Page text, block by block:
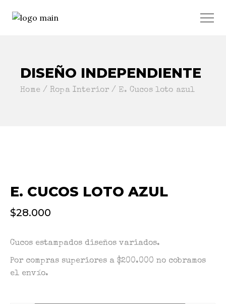
DISEÑO INDEPENDIENTE
Home Ropa Interior E. Cucos loto azul
E. CUCOS LOTO AZUL
$28.000
Cucos estampados diseños variados.
Por compras superiores a $200.000 no cobramos
el envío.